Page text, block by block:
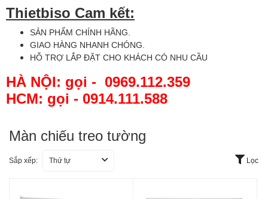
Thietbiso Cam kết:
SẢN PHẨM CHÍNH HÃNG.
GIAO HÀNG NHANH CHÓNG.
HỖ TRỢ LẮP ĐẶT CHO KHÁCH CÓ NHU CẦU
HÀ NỘI: gọi - 0969.112.359
HCM: gọi - 0914.111.588
Màn chiếu treo tường
Sắp xếp: Thứ tự Lọc